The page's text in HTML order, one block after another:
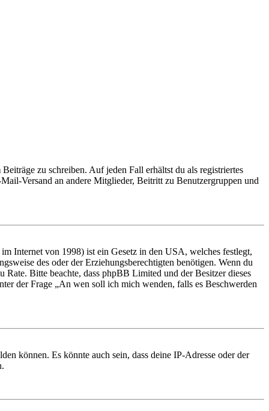
zu schreiben. Auf jeden Fall erhältst du als registriertes
Versand an andere Mitglieder, Beitritt zu Benutzergruppen und
Internet von 1998) ist ein Gesetz in den USA, welches festlegt,
des oder der Erziehungsberechtigten benötigen. Wenn du
Bitte beachte, dass phpBB Limited und der Besitzer dieses
der Frage „An wen soll ich mich wenden, falls es Beschwerden
können. Es könnte auch sein, dass deine IP-Adresse oder der